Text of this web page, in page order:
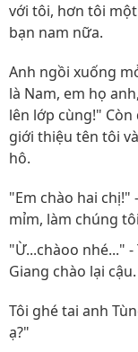
với tôi, hơn tôi
bạn nam nữa.
Anh ngồi xuống
là Nam, em họ
lên lớp cùng!" Còn
giới thiệu tên tôi
hô.
"Em chào hai chị!"
mỉm, làm chúng
"Ừ...chàoo nhé..."
Giang chào lại cậu.
Tôi ghé tai anh
ạ?"